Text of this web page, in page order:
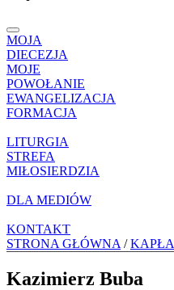
MOJA
DIECEZJA
MOJE
POWOŁANIE
EWANGELIZACJA
FORMACJA
LITURGIA
STREFA
MIŁOSIERDZIA
DLA MEDIÓW
KONTAKT
STRONA GŁÓWNA /
Kazimierz Buba